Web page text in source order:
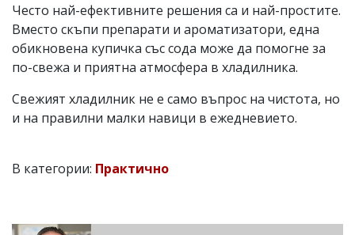
Често най-ефективните решения са и най-простите.
Вместо скъпи препарати и ароматизатори, една
обикновена купичка със сода може да помогне за
по-свежа и приятна атмосфера в хладилника.
Свежият хладилник не е само въпрос на чистота, но
и на правилни малки навици в ежедневието.
В категории: Практично